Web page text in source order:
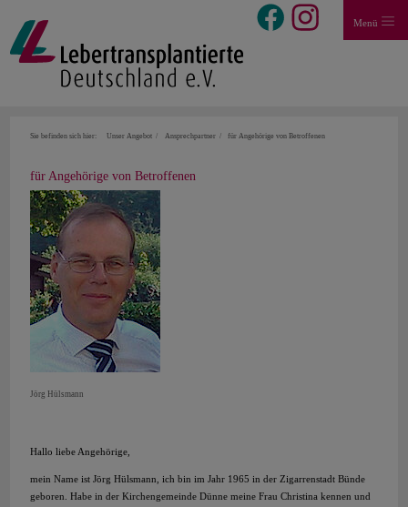
Menü
Sie befinden sich hier: Unser Angebot Ansprechpartner für Angehörige von Betroffenen
für Angehörige von Betroffenen
Jörg Hülsmann
Hallo liebe Angehörige,
mein Name ist Jörg Hülsmann, ich bin im Jahr 1965 in der Zigarrenstadt Bünde
geboren. Habe in der Kirchengemeinde Dünne meine Frau Christina kennen und